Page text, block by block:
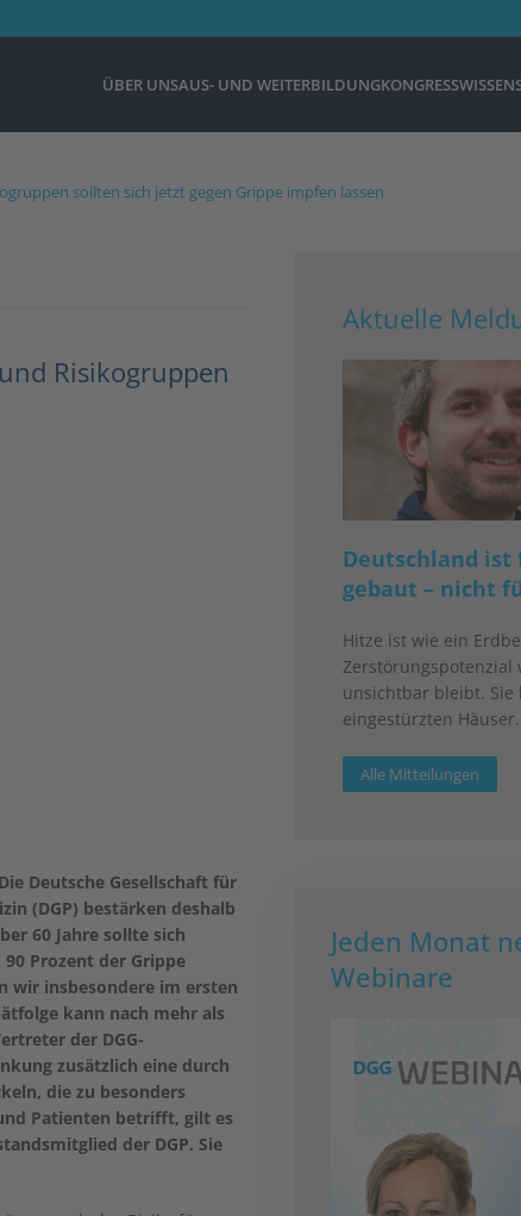
ÜBER UNSAUS- UND WEITERBILDUNGKONGRESS
sollten sich jetzt gegen Grippe impfen lassen
Risikogruppen
Deutsche Gesellschaft für
(DGP) bestärken deshalb
60 Jahre sollte sich
90 Prozent der Grippe
wir insbesondere im ersten
kann nach mehr als
der DGG-
zusätzlich eine durch
die zu besonders
Patienten betrifft, gilt es
der DGP. Sie
Aktuelle
Deutschland
gebaut – nicht
Hitze ist wie ein
Zerstörungspotenzial
unsichtbar bleibt. Sie
eingestürzten
Alle Mitteilungen
Jeden Monat
Webinare